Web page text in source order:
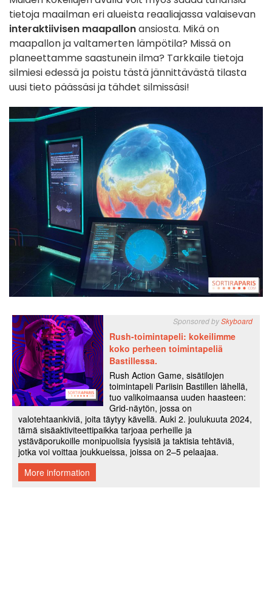
tietoja maailman eri alueista reaaliajassa valaisevan
interaktiivisen maapallonansiosta. Mikä on
maapallon ja valtamerten lämpötila? Missä on
planeettamme saastunein ilma? Tarkkaile tietoja
silmiesi edessä ja poistu tästä jännittävästä tilasta
uusi tieto päässäsi ja tähdet silmissäsi!